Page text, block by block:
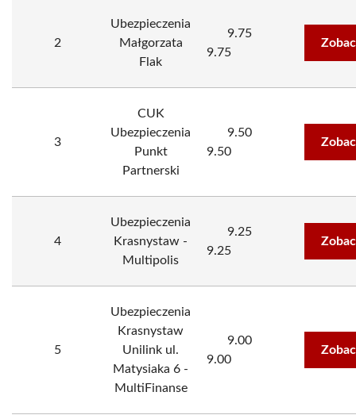
2
Ubezpieczenia
Małgorzata
Flak
9.75
9.75
3
CUK
Ubezpieczenia
Punkt
Partnerski
9.50
9.50
4
Ubezpieczenia
Krasnystaw -
Multipolis
9.25
9.25
5
Ubezpieczenia
Krasnystaw
Unilink ul.
Matysiaka 6 -
MultiFinanse
9.00
9.00